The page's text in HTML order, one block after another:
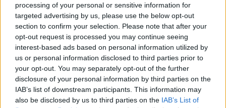
processing of your personal or sensitive information for
targeted advertising by us, please use the below opt-out
section to confirm your selection. Please note that after your
opt-out request is processed you may continue seeing
interest-based ads based on personal information utilized by
us or personal information disclosed to third parties prior to
your opt-out. You may separately opt-out of the further
disclosure of your personal information by third parties on the
IAB’s list of downstream participants. This information may
also be disclosed by us to third parties on the IAB’s List of
Σε σπάνια συνέντευξή του, ο μακροβιότερος
Αρχιεπίσκοπος της Μονής, Δαμιανός,
χαρακτήρισε την απόφαση «βαρύ πλήγμα» και
«ντροπή». Η διαχείριση του ζητήματος
οδήγησε σε διχασμούς μεταξύ των μοναχών
και στην πρόσφατη παραίτησή του .
Το ΕλληνορθόδοξοΠατριαρχείο